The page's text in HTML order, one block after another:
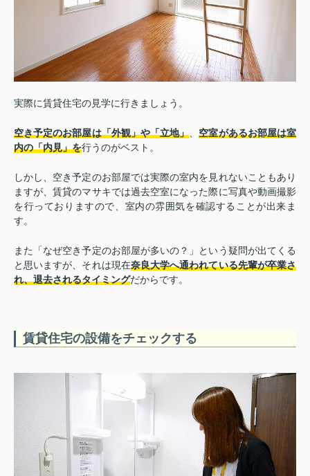
実際に賃貸住宅の見学に行きましょう。
空き予定のお部屋は「外観」や「立地」、空室があるお部屋は室
内の「内見」を行うのがベスト。
しかし、空き予定のお部屋では実際の室内を見れないこともあり
ますが、賃貸のマサキでは過去空室になった際に写真や動画撮影
を行っておりますので、室内の雰囲気を確認することが出来ま
す。
また「なぜ空き予定のお部屋が多いの？」という疑問が出てくる
と思いますが、それは現在奈良大学へ通われている先輩が卒業さ
れ、退去されるタイミングだからです。
賃貸住宅の設備をチェックする